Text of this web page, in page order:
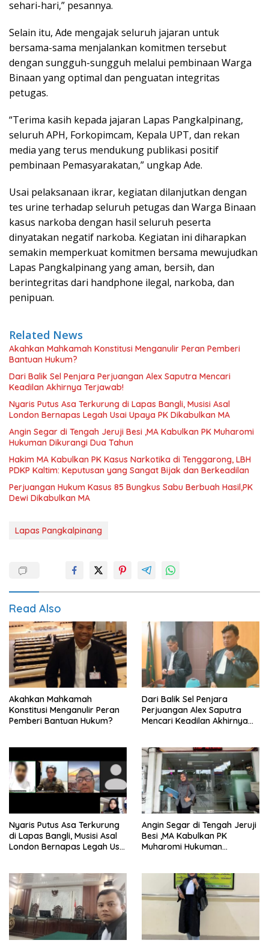
sehari-hari,” pesannya.
Selain itu, Ade mengajak seluruh jajaran untuk
bersama-sama menjalankan komitmen tersebut
dengan sungguh-sungguh melalui pembinaan Warga
Binaan yang optimal dan penguatan integritas
petugas.
“Terima kasih kepada jajaran Lapas Pangkalpinang,
seluruh APH, Forkopimcam, Kepala UPT, dan rekan
media yang terus mendukung publikasi positif
pembinaan Pemasyarakatan,” ungkap Ade.
Usai pelaksanaan ikrar, kegiatan dilanjutkan dengan
tes urine terhadap seluruh petugas dan Warga Binaan
kasus narkoba dengan hasil seluruh peserta
dinyatakan negatif narkoba. Kegiatan ini diharapkan
semakin memperkuat komitmen bersama mewujudkan
Lapas Pangkalpinang yang aman, bersih, dan
berintegritas dari handphone ilegal, narkoba, dan
penipuan.
Related News
Akahkan Mahkamah Konstitusi Menganulir Peran Pemberi
Bantuan Hukum?
Dari Balik Sel Penjara Perjuangan Alex Saputra Mencari
Keadilan Akhirnya Terjawab!
Nyaris Putus Asa Terkurung di Lapas Bangli, Musisi Asal
London Bernapas Legah Usai Upaya PK Dikabulkan MA
Angin Segar di Tengah Jeruji Besi ,MA Kabulkan PK Muharomi
Hukuman Dikurangi Dua Tahun
Hakim MA Kabulkan PK Kasus Narkotika di Tenggarong, LBH
PDKP Kaltim: Keputusan yang Sangat Bijak dan Berkeadilan
Perjuangan Hukum Kasus 85 Bungkus Sabu Berbuah Hasil,PK
Dewi Dikabulkan MA
Lapas Pangkalpinang
Read Also
Akahkan Mahkamah
Konstitusi Menganulir Peran
Pemberi Bantuan Hukum?
Dari Balik Sel Penjara
Perjuangan Alex Saputra
Mencari Keadilan Akhirnya
Nyaris Putus Asa Terkurung
di Lapas Bangli, Musisi Asal
London Bernapas Legah Usai
Angin Segar di Tengah Jeruji
Besi ,MA Kabulkan PK
Muharomi Hukuman